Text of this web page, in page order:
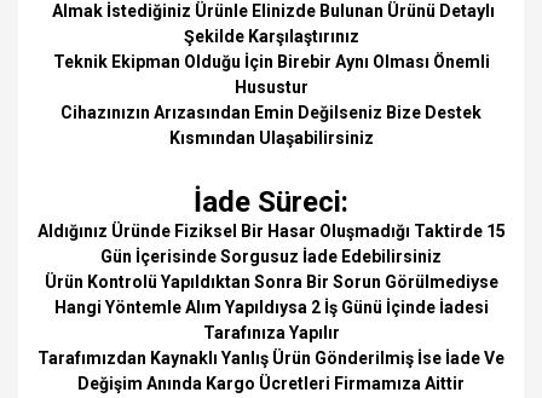
Almak İstediğiniz Ürünle Elinizde Bulunan Ürünü Detaylı
Şekilde Karşılaştırınız
Teknik Ekipman Olduğu İçin Birebir Aynı Olması Önemli
Husustur
Cihazınızın Arızasından Emin Değilseniz Bize Destek
Kısmından Ulaşabilirsiniz
İade Süreci:
Aldığınız Üründe Fiziksel Bir Hasar Oluşmadığı Taktirde 15
Gün İçerisinde Sorgusuz İade Edebilirsiniz
Ürün Kontrolü Yapıldıktan Sonra Bir Sorun Görülmediyse
Hangi Yöntemle Alım Yapıldıysa 2 İş Günü İçinde İadesi
Tarafınıza Yapılır
Tarafımızdan Kaynaklı Yanlış Ürün Gönderilmiş İse İade Ve
Değişim Anında Kargo Ücretleri Firmamıza Aittir